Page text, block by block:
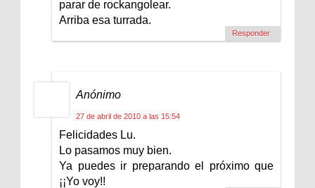
parar de rockangolear.
Arriba esa turrada.
Responder
Anónimo
27 de abril de 2010 a las 15:54
Felicidades Lu.
Lo pasamos muy bien.
Ya puedes ir preparando el próximo que
¡¡Yo voy!!